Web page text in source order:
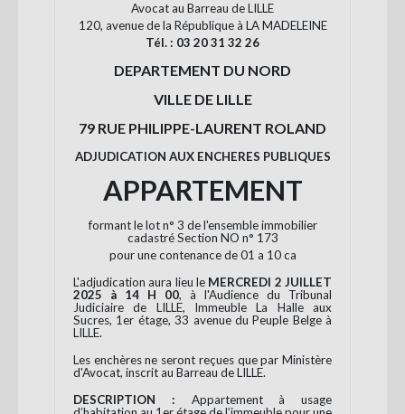
Avocat au Barreau de LILLE
120, avenue de la République à LA MADELEINE
Tél. : 03 20 31 32 26
DEPARTEMENT DU NORD
VILLE DE LILLE
79 RUE PHILIPPE-LAURENT ROLAND
ADJUDICATION AUX ENCHERES PUBLIQUES
APPARTEMENT
formant le lot n° 3 de l'ensemble immobilier
cadastré Section NO n° 173
pour une contenance de 01 a 10 ca
L'adjudication aura lieu le MERCREDI 2 JUILLET
2025 à 14 H 00, à l'Audience du Tribunal
Judiciaire de LILLE, Immeuble La Halle aux
Sucres, 1er étage, 33 avenue du Peuple Belge à
LILLE.
Les enchères ne seront reçues que par Ministère
d'Avocat, inscrit au Barreau de LILLE.
DESCRIPTION : Appartement à usage